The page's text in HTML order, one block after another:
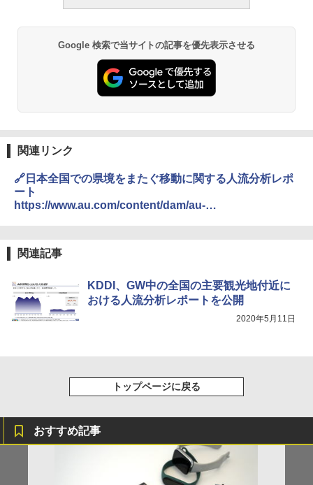
Google 検索で当サイトの記事を優先表示させる
関連リンク
🔗日本全国での県境をまたぐ移動に関する人流分析レポ
ート
https://www.au.com/content/dam/au-
関連記事
KDDI、GW中の全国の主要観光地付近に
おける人流分析レポートを公開
2020年5月11日
トップページに戻る
おすすめ記事